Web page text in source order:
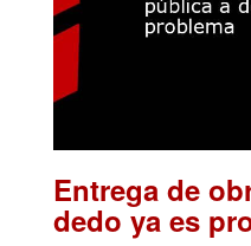
Entrega de
dedo ya es